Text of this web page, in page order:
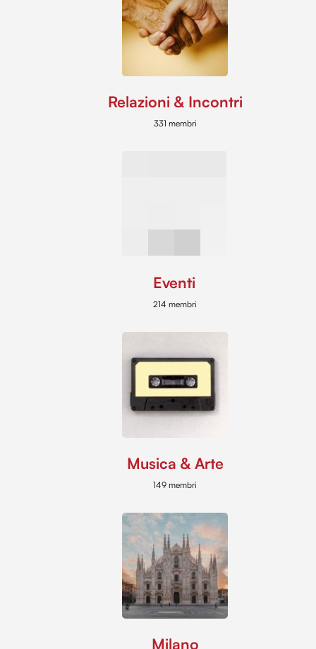
Relazioni & Incontri
331 membri
Eventi
214 membri
Musica & Arte
149 membri
Milano